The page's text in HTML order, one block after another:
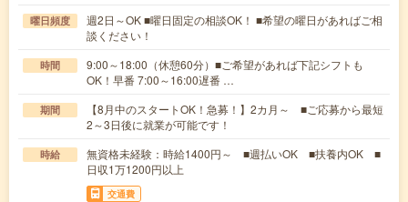
曜日頻度
週2日～OK ■曜日固定の相談OK！ ■希望の曜日があればご相
談ください！
時間
9:00～18:00（休憩60分）■ご希望があれば下記シフトも
OK！早番 7:00～16:00遅番 …
期間
【8月中のスタートOK！急募！】2カ月～ ■ご応募から最短
2～3日後に就業が可能です！
時給
無資格未経験：時給1400円～ ■週払いOK ■扶養内OK ■
日収1万1200円以上
交通費